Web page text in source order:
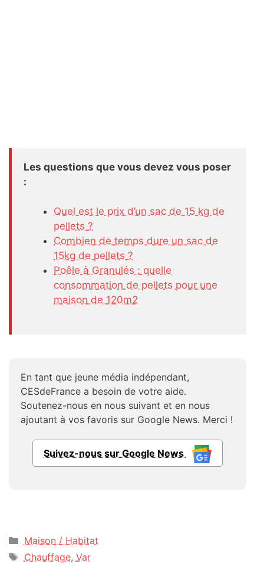
Les questions que vous devez vous poser
:
Quel est le prix d’un sac de 15 kg de
pellets ?
Combien de temps dure un sac de
15kg de pellets ?
Poêle à Granulés : quelle
consommation de pellets pour une
maison de 120m2
En tant que jeune média indépendant,
CESdeFrance a besoin de votre aide.
Soutenez-nous en nous suivant et en nous
ajoutant à vos favoris sur Google News. Merci !
Suivez-nous sur Google News
Catégories
Maison / Habitat
Étiquettes
Chauffage, Var